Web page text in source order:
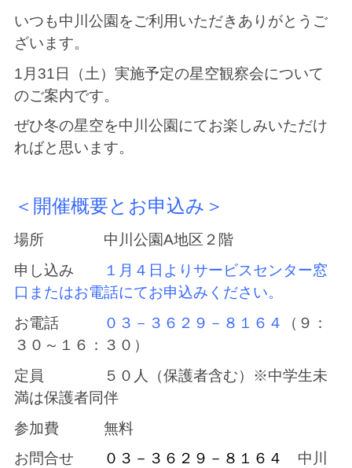
いつも中川公園をご利用いただきありがとうご
ざいます。
1月31日（土）実施予定の星空観察会について
のご案内です。
ぜひ冬の星空を中川公園にてお楽しみいただけ
ればと思います。
＜開催概要とお申込み＞
場所 中川公園A地区２階
申し込み
１月４日よりサービスセンター窓
口またはお電話にてお申込みください。
お電話
０３－３６２９－８１６４
（９：
３０～１６：３０）
定員 ５０人（保護者含む）※中学生未
満は保護者同伴
参加費 無料
お問合せ
０３－３６２９－８１６４
中川